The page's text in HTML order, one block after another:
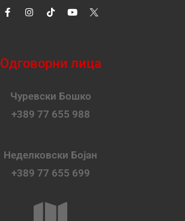
Одговорни лица
Чуревски Бошко
+389 77 655 988
Неделковски Бојан
+389 77 655 699